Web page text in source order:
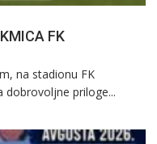
FK
na stadionu FK
dobrovoljne priloge...